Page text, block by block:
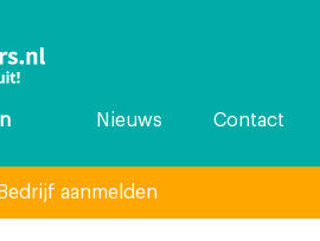
Nieuws Contact
Bedrijf aanmelden